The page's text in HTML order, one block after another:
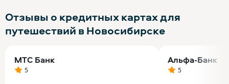
Отзывы о кредитных картах для
путешествий в Новосибирске
МТС Банк
5
Альфа-Банк
5